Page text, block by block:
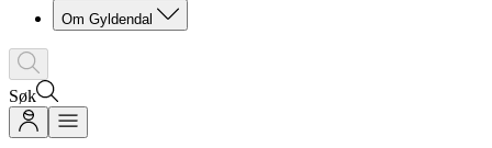
Om Gyldendal
Søk